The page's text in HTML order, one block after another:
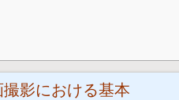
影における基本